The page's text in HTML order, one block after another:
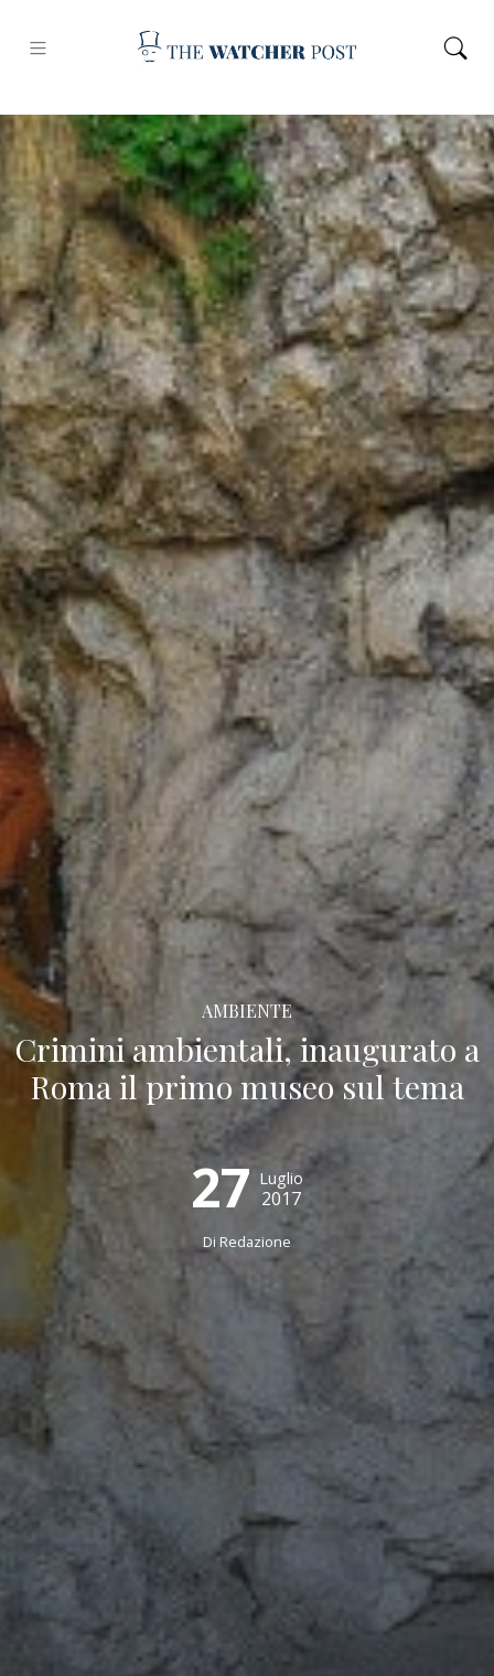
AMBIENTE
Crimini ambientali, inaugurato a
Roma il primo museo sul tema
27 Luglio
2017
Di Redazione